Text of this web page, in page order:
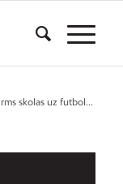
skolas uz futbol...